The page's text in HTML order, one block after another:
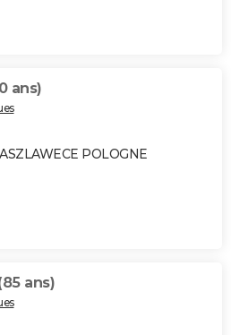
ans)
POLOGNE
ans)